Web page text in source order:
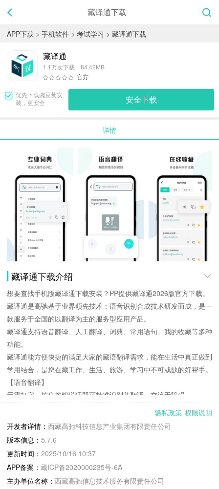
藏译通下载
APP下载 > 手机软件 > 考试学习 > 藏译通下载
藏译通
1.1万次下载 84.42MB
官方
优先下载豌豆荚安
装，更安全
安全下载
详情
藏译通下载介绍
想要查找手机版藏译通下载安装？PP提供藏译通2026版官方下载。
藏译通是高驰基于业界领先技术：语音识别合成技术研发而成，是一
款服务于全国的以翻译为主的服务型应用产品。
藏译通支持语音翻译、人工翻译、词典、常用语句、我的收藏等多种
功能。
藏译通能方便快捷的满足大家的藏语翻译需求，能在生活中真正做到
学用结合，是您在藏工作、生活、旅游、学习中不可或缺的好帮手。
【语音翻译】
无需打字，按住按钮说话即可精准识别并翻译，交流无障碍。
结果还可导出PDF凭证，方便您的工作生活。
【词典】
数据来源于新词术语，确保翻译内容准确、专业。使用汉语拼音分
类，查找更快速，使用更便捷。
【常用语句】
隐私政策 权限说明
开发者详情： 西藏高驰科技信息产业集团有限责任公司
版本信息： 5.7.6
更新时间： 2025/10/16 10:37
APP备案： 藏ICP备2020000235号-6A
主办单位名称： 西藏高驰信息技术服务有限责任公司